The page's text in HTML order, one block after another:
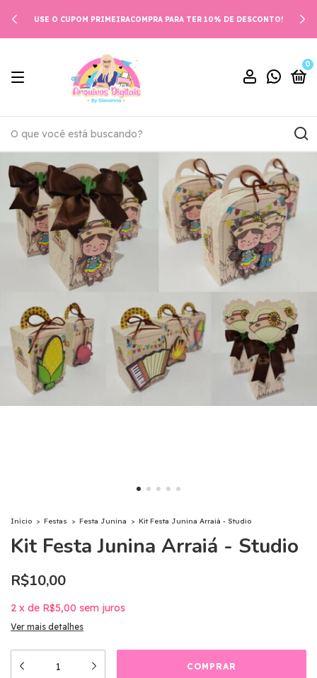
USE O CUPOM PRIMEIRACOMPRA PARA TER 10% DE DESCONTO!
0
Início > Festas > Festa Junina > Kit Festa Junina Arraiá - Studio
Kit Festa Junina Arraiá - Studio
R$10,00
2 x de R$5,00 sem juros
Ver mais detalhes